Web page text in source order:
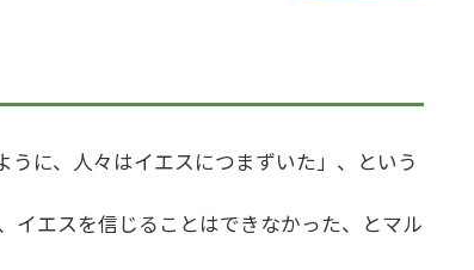
に、人々はイエスにつまずいた」、という
イエスを信じることはできなかった、とマル